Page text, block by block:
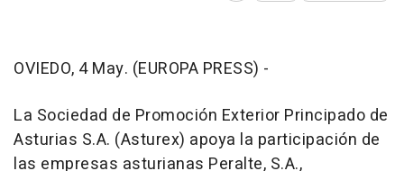
OVIEDO, 4 May. (EUROPA PRESS) -
La Sociedad de Promoción Exterior Principado de
Asturias S.A. (Asturex) apoya la participación de
las empresas asturianas Peralte, S.A.,